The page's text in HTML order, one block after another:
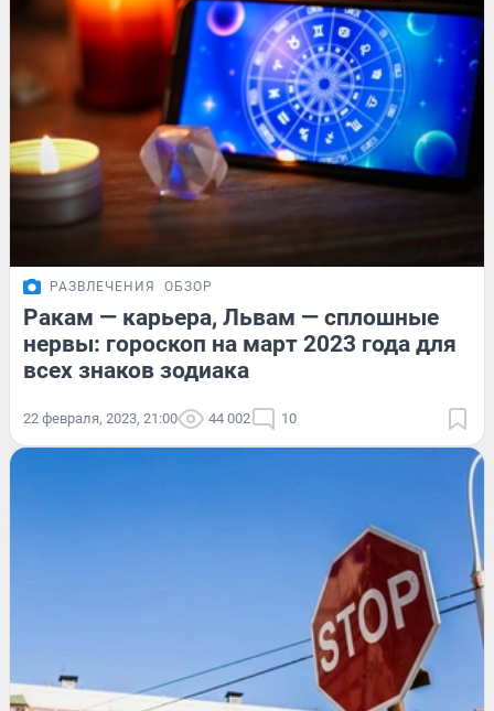
РАЗВЛЕЧЕНИЯ ОБЗОР
Ракам — карьера, Львам — сплошные
нервы: гороскоп на март 2023 года для
всех знаков зодиака
22 февраля, 2023, 21:00 44 002 10